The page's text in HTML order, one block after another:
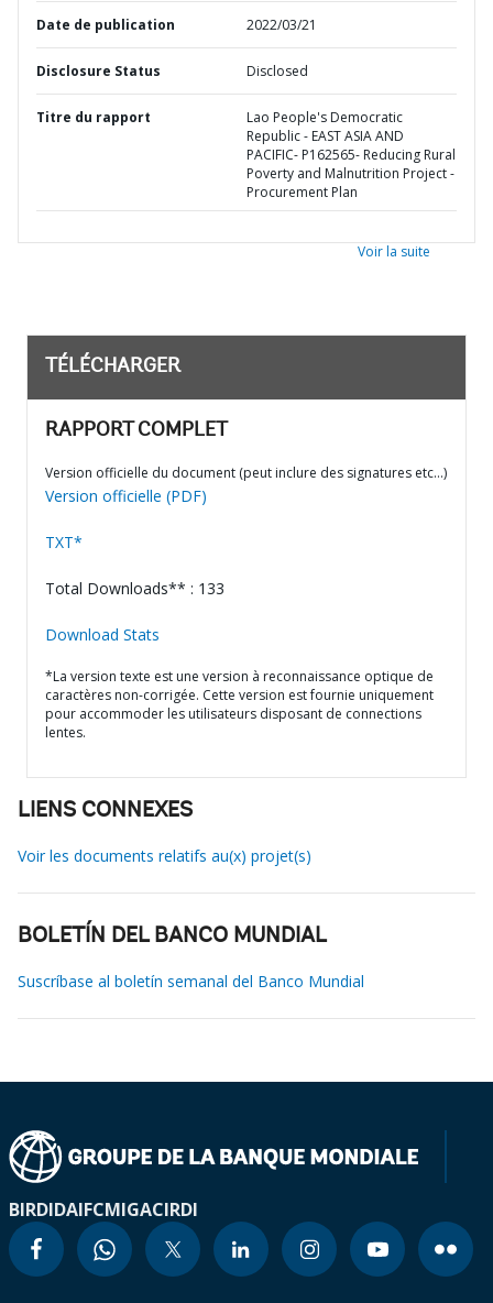
Date de publication 2022/03/21
Disclosure Status Disclosed
Titre du rapport
Lao People's Democratic
Republic - EAST ASIA AND
PACIFIC- P162565- Reducing Rural
Poverty and Malnutrition Project -
Procurement Plan
Voir la suite
TÉLÉCHARGER
RAPPORT COMPLET
Version officielle du document (peut inclure des signatures etc…)
Version officielle (PDF)
TXT*
Total Downloads** : 133
Download Stats
*La version texte est une version à reconnaissance optique de
caractères non-corrigée. Cette version est fournie uniquement
pour accommoder les utilisateurs disposant de connections
lentes.
LIENS CONNEXES
Voir les documents relatifs au(x) projet(s)
BOLETÍN DEL BANCO MUNDIAL
Suscríbase al boletín semanal del Banco Mundial
BIRDIDAIFCMIGACIRDI